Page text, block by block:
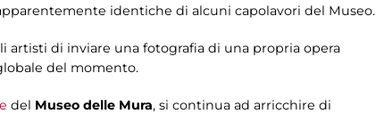
identiche di alcuni capolavori del Museo.
artisti di inviare una fotografia di una propria opera
del momento.
del Museo delle Mura, si continua ad arricchire di